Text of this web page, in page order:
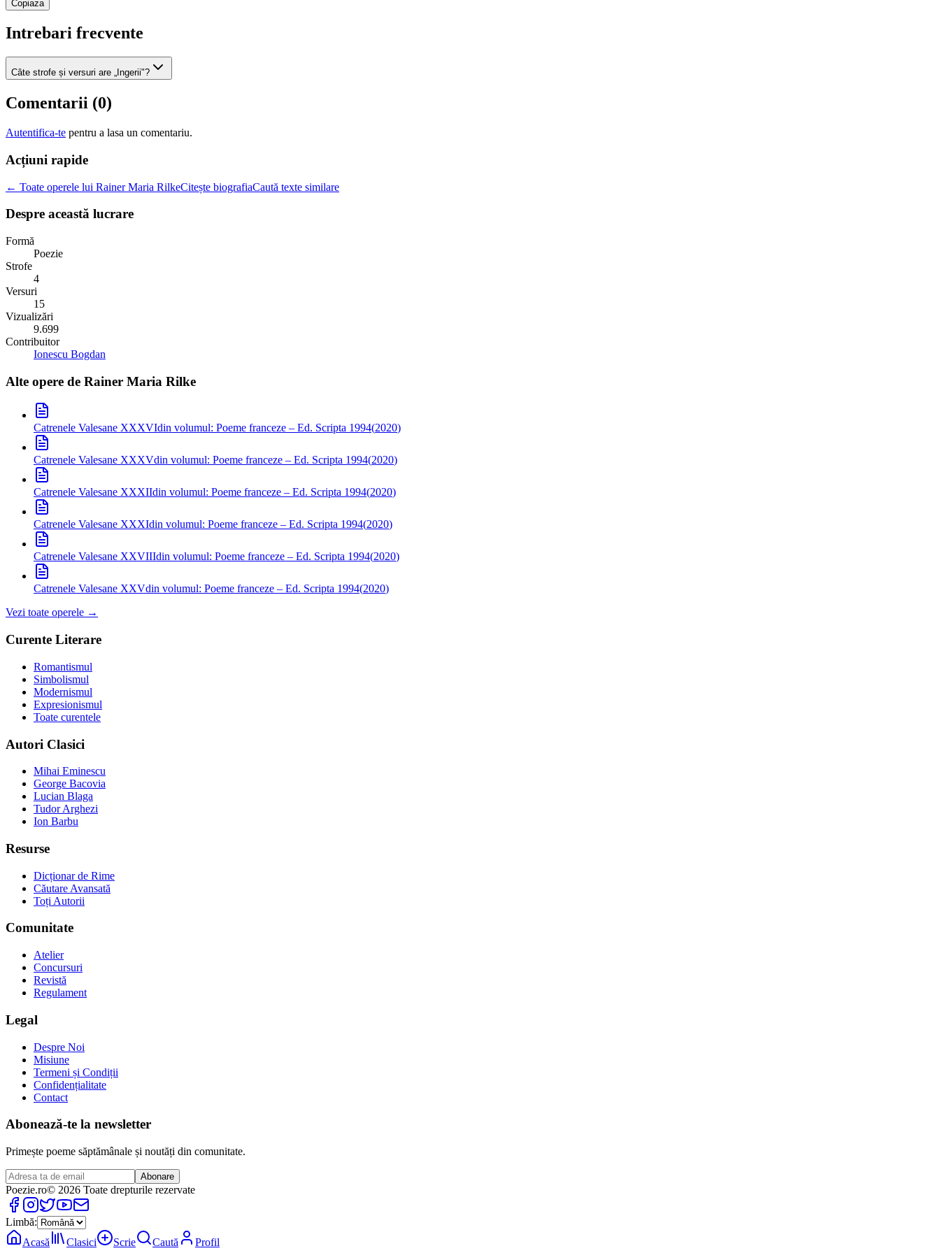
Copiaza
Intrebari frecvente
Câte strofe și versuri are „Ingerii"?
Comentarii (0)
Autentifica-te pentru a lasa un comentariu.
Acțiuni rapide
← Toate operele lui Rainer Maria RilkeCitește biografiaCaută texte similare
Despre această lucrare
Formă
Poezie
Strofe
4
Versuri
15
Vizualizări
9.699
Contribuitor
Ionescu Bogdan
Alte opere de Rainer Maria Rilke
Catrenele Valesane XXXVIdin volumul: Poeme franceze – Ed. Scripta 1994(2020)
Catrenele Valesane XXXVdin volumul: Poeme franceze – Ed. Scripta 1994(2020)
Catrenele Valesane XXXIIdin volumul: Poeme franceze – Ed. Scripta 1994(2020)
Catrenele Valesane XXXIdin volumul: Poeme franceze – Ed. Scripta 1994(2020)
Catrenele Valesane XXVIIIdin volumul: Poeme franceze – Ed. Scripta 1994(2020)
Catrenele Valesane XXVdin volumul: Poeme franceze – Ed. Scripta 1994(2020)
Vezi toate operele →
Curente Literare
Romantismul
Simbolismul
Modernismul
Expresionismul
Toate curentele
Autori Clasici
Mihai Eminescu
George Bacovia
Lucian Blaga
Tudor Arghezi
Ion Barbu
Resurse
Dicționar de Rime
Căutare Avansată
Toți Autorii
Comunitate
Atelier
Concursuri
Revistă
Regulament
Legal
Despre Noi
Misiune
Termeni și Condiții
Confidențialitate
Contact
Abonează-te la newsletter
Primește poeme săptămânale și noutăți din comunitate.
Abonare
Poezie.ro© 2026 Toate drepturile rezervate
Limbă:
Acasă
Clasici Scrie Caută Profil